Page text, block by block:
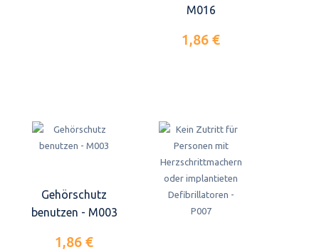
M016
1,86 €
Gehörschutz
benutzen - M003
1,86 €